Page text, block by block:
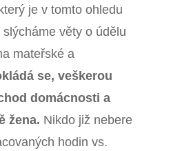
je v tomto ohledu
věty o údělu
mateřské a
se, veškerou
domácnosti a
žena. Nikdo již nebere
hodin vs.